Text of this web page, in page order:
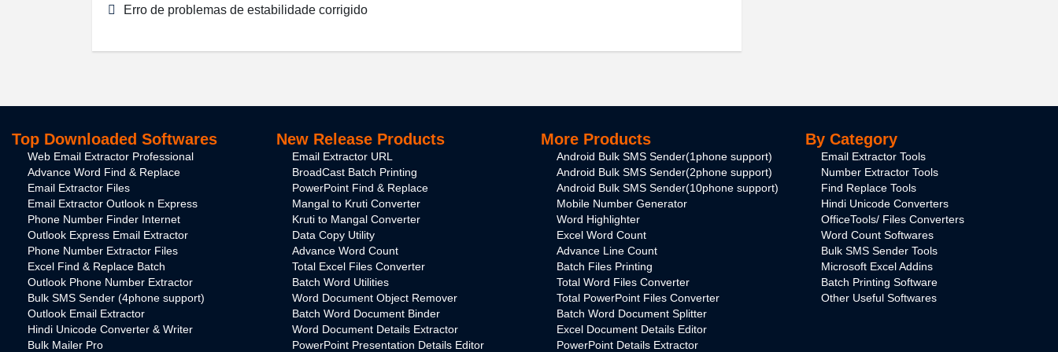
Erro de problemas de estabilidade corrigido
Top Downloaded Softwares
Web Email Extractor Professional
Advance Word Find & Replace
Email Extractor Files
Email Extractor Outlook n Express
Phone Number Finder Internet
Outlook Express Email Extractor
Phone Number Extractor Files
Excel Find & Replace Batch
Outlook Phone Number Extractor
Bulk SMS Sender (4phone support)
Outlook Email Extractor
Hindi Unicode Converter & Writer
Bulk Mailer Pro
New Release Products
Email Extractor URL
BroadCast Batch Printing
PowerPoint Find & Replace
Mangal to Kruti Converter
Kruti to Mangal Converter
Data Copy Utility
Advance Word Count
Total Excel Files Converter
Batch Word Utilities
Word Document Object Remover
Batch Word Document Binder
Word Document Details Extractor
PowerPoint Presentation Details Editor
More Products
Android Bulk SMS Sender(1phone support)
Android Bulk SMS Sender(2phone support)
Android Bulk SMS Sender(10phone support)
Mobile Number Generator
Word Highlighter
Excel Word Count
Advance Line Count
Batch Files Printing
Total Word Files Converter
Total PowerPoint Files Converter
Batch Word Document Splitter
Excel Document Details Editor
PowerPoint Details Extractor
By Category
Email Extractor Tools
Number Extractor Tools
Find Replace Tools
Hindi Unicode Converters
OfficeTools/ Files Converters
Word Count Softwares
Bulk SMS Sender Tools
Microsoft Excel Addins
Batch Printing Software
Other Useful Softwares